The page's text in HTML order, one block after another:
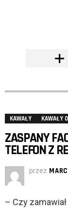
KAWAŁY KAWAŁY
ZASPANY
TELEFON Z
przez
– Czy